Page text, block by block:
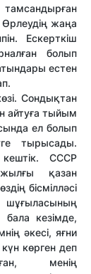
Өрлеудің жаңа
Ескерткіш
болып
естен
Сондықтан
айтуға тыйым
ел болып
тырысады.
СССР
қазан
бісмілләсі
кезімде,
әкесі, яғни
көрген деп
менің